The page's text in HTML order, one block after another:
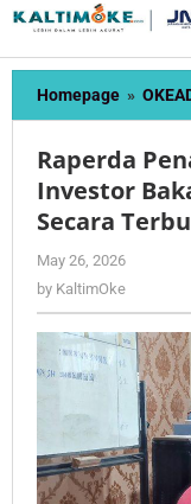
Skip
content
Homepage »
Raperda
Investor
Secara
May 26, 2026
by KaltimOke